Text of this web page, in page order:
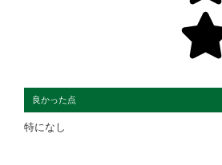
良かった点
特になし